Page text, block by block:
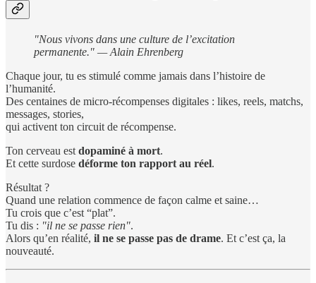
"Nous vivons dans une culture de l’excitation
permanente." — Alain Ehrenberg
Chaque jour, tu es stimulé comme jamais dans l’histoire de
l’humanité.
Des centaines de micro-récompenses digitales : likes, reels, matchs,
messages, stories,
qui activent ton circuit de récompense.
Ton cerveau est dopaminé à mort.
Et cette surdose déforme ton rapport au réel.
Résultat ?
Quand une relation commence de façon calme et saine…
Tu crois que c’est “plat”.
Tu dis : "il ne se passe rien".
Alors qu’en réalité, il ne se passe pas de drame. Et c’est ça, la
nouveauté.